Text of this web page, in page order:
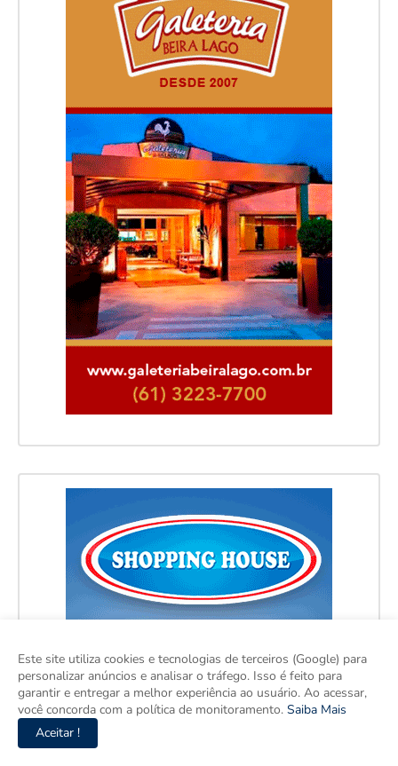
Este site utiliza cookies e tecnologias de terceiros (Google) para
personalizar anúncios e analisar o tráfego. Isso é feito para
garantir e entregar a melhor experiência ao usuário. Ao acessar,
você concorda com a política de monitoramento. Saiba Mais
Aceitar !